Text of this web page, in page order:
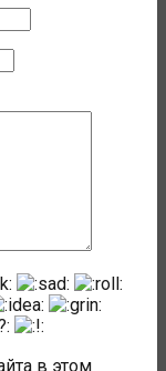
в этом